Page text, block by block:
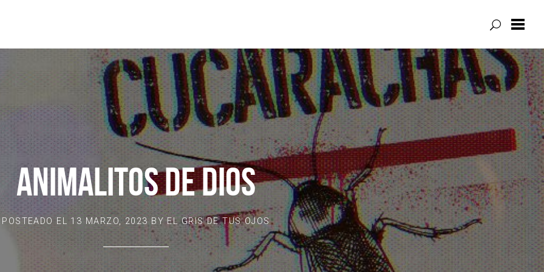
ANIMALITOS DE DIOS
POSTEADO EL 13 MARZO, 2023BY EL GRIS DE TUS OJOS